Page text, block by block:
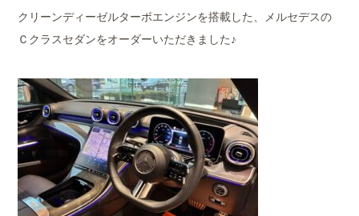
クリーンディーゼルターボエンジンを搭載した、メルセデスの
Ｃクラスセダンをオーダーいただきました♪